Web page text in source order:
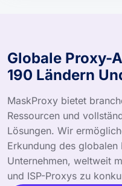
Globale Proxy-
190 Ländern
MaskProxy bietet
Ressourcen und
Lösungen. Wir
Erkundung des
Unternehmen, weltweit
und ISP-Proxys zu